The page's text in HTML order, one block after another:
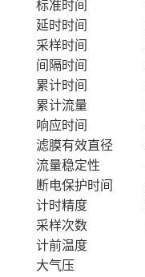
标准时间
延时时间
采样时间
间隔时间
累计时间
累计流量
响应时间
滤膜有效直径
流量稳定性
断电保护时间
计时精度
采样次数
计前温度
大气压